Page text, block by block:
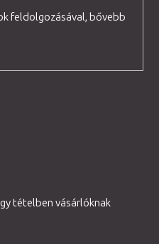
feldolgozásával, bővebb
tételben vásárlóknak